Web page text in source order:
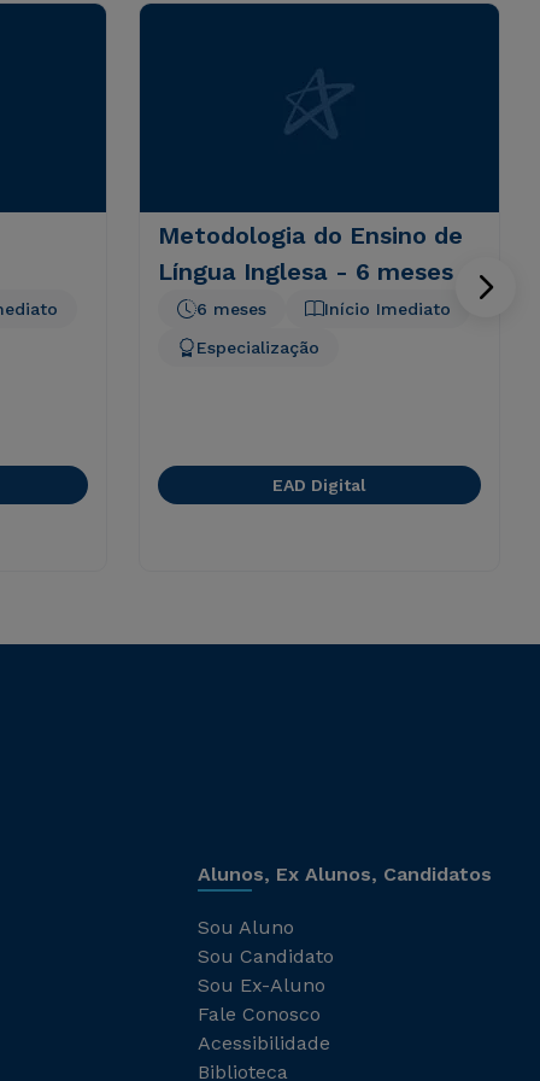
Metodologia do Ensino de
Língua Inglesa - 6 meses
Início Imediato
6 meses
Especialização
EAD Digital
Alunos, Ex Alunos, Candidatos
Sou Aluno
Sou Candidato
Sou Ex-Aluno
Fale Conosco
Acessibilidade
Biblioteca